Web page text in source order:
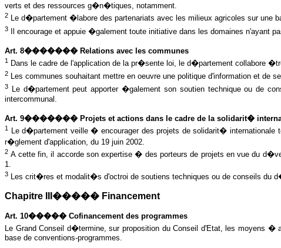
verts et des ressources g�n�tiques, notamment.
2 Le d�partement �labore des partenariats avec les milieux agricoles sur une
3 Il encourage et appuie �galement toute initiative dans les domaines n'ayant
Art. 8������� Relations avec les communes
1 Dans le cadre de l'application de la pr�sente loi, le d�partement collabore
2 Les communes souhaitant mettre en oeuvre une politique d'information et
3
Le d�partement peut apporter �galement son soutien technique ou de
intercommunal.
Art. 9������� Projets et actions dans le cadre de la solidarit�
1
Le d�partement veille � encourager des projets de solidarit�
r�glement d'application, du 19 juin 2002.
2 Acette fin, il accorde son expertise � des porteurs de projets en vue du
1.
3 Les crit�res et modalit�s d'octroi de soutiens techniques ou de conseils
Chapitre III����� Financement
Art. 10����� Cofinancement des programmes
Le Grand Conseil d�termine, sur proposition du Conseil d'Etat, les moyens
base de conventions-programmes.